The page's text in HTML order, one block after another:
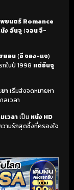
ยนตร์ Romance
ง อึนจู(จอน จี-
ยอน(อี จอง-แจ)
กในปี 1998 แต่อึนจู
าเริ่มส่งจดหมายหา
ลเวลา
เวลาเป็น หนัง HD
ามรักสุดซึ้งที่ครองใจ